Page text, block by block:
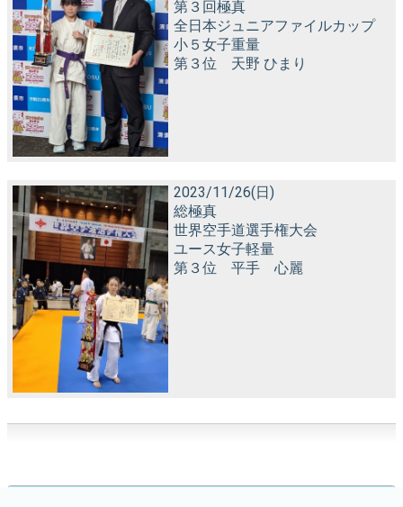
第３回極真
全日本ジュニアファイルカップ
小５女子重量
第３位 天野 ひまり
2023/11/26(日)
総極真
世界空手道選手権大会
ユース女子軽量
第３位 平手 心麗